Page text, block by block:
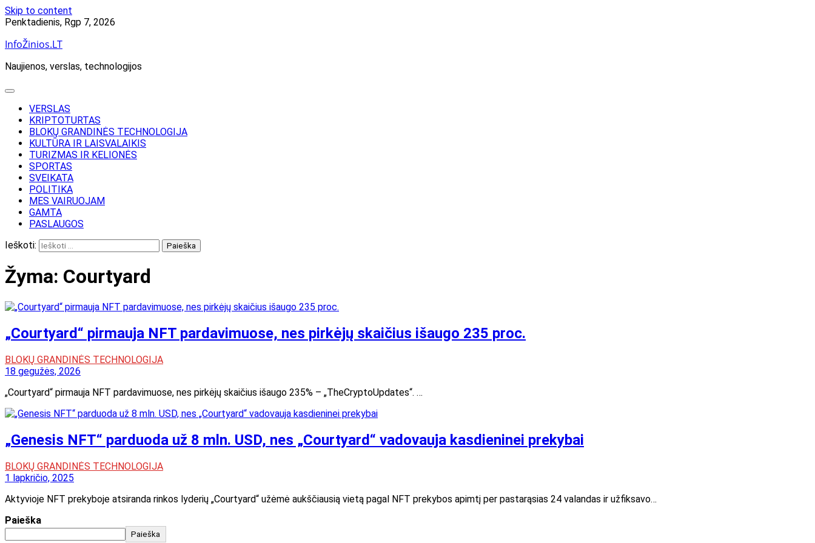
Skip to content
Penktadienis, Rgp 7, 2026
InfoŽinios.LT
Naujienos, verslas, technologijos
VERSLAS
KRIPTOTURTAS
BLOKŲ GRANDINĖS TECHNOLOGIJA
KULTŪRA IR LAISVALAIKIS
TURIZMAS IR KELIONĖS
SPORTAS
SVEIKATA
POLITIKA
MES VAIRUOJAM
GAMTA
PASLAUGOS
Ieškoti:
Žyma: Courtyard
„Courtyard“ pirmauja NFT pardavimuose, nes pirkėjų skaičius išaugo 235 proc.
BLOKŲ GRANDINĖS TECHNOLOGIJA
18 gegužės, 2026
„Courtyard“ pirmauja NFT pardavimuose, nes pirkėjų skaičius išaugo 235% – „TheCryptoUpdates“. …
„Genesis NFT“ parduoda už 8 mln. USD, nes „Courtyard“ vadovauja kasdieninei prekybai
BLOKŲ GRANDINĖS TECHNOLOGIJA
1 lapkričio, 2025
Aktyvioje NFT prekyboje atsiranda rinkos lyderių „Courtyard“ užėmė aukščiausią vietą pagal NFT prekybos apimtį per pastarąsias 24 valandas ir užfiksavo…
Paieška
Paieška